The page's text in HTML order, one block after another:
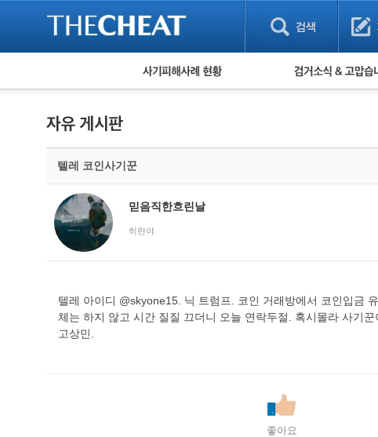
피해사례 현황
유해사이트 목록
비공개 피해사례
워킹홀리데이 피해사례
검거 소식
텔레 코인사기꾼
믿음직한흐린날
히란야
텔레 아이디 @skyone15. 닉 트럼프. 코인 거래방에서 코인입금
체는 하지 않고 시간 질질 끄더니 오늘 연락두절. 혹시몰라 사기
고상민.
좋아요